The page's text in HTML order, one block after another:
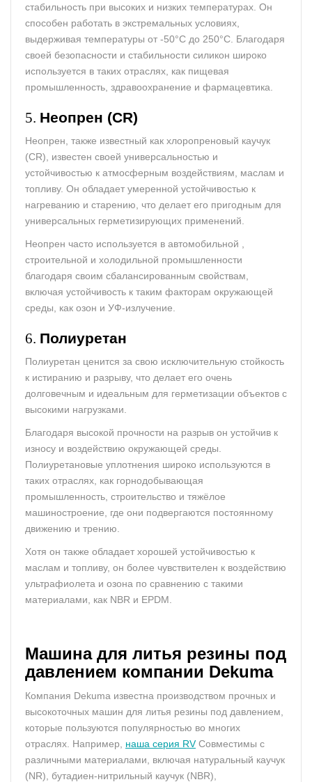
стабильность при высоких и низких температурах. Он
способен работать в экстремальных условиях,
выдерживая температуры от -50°C до 250°C. Благодаря
своей безопасности и стабильности силикон широко
используется в таких отраслях, как пищевая
промышленность, здравоохранение и фармацевтика.
5. Неопрен (CR)
Неопрен, также известный как хлоропреновый каучук
(CR), известен своей универсальностью и
устойчивостью к атмосферным воздействиям, маслам и
топливу. Он обладает умеренной устойчивостью к
нагреванию и старению, что делает его пригодным для
универсальных герметизирующих применений.
Неопрен часто используется в автомобильной ,
строительной и холодильной промышленности
благодаря своим сбалансированным свойствам,
включая устойчивость к таким факторам окружающей
среды, как озон и УФ-излучение.
6. Полиуретан
Полиуретан ценится за свою исключительную стойкость
к истиранию и разрыву, что делает его очень
долговечным и идеальным для герметизации объектов с
высокими нагрузками.
Благодаря высокой прочности на разрыв он устойчив к
износу и воздействию окружающей среды.
Полиуретановые уплотнения широко используются в
таких отраслях, как горнодобывающая
промышленность, строительство и тяжёлое
машиностроение, где они подвергаются постоянному
движению и трению.
Хотя он также обладает хорошей устойчивостью к
маслам и топливу, он более чувствителен к воздействию
ультрафиолета и озона по сравнению с такими
материалами, как NBR и EPDM.
Машина для литья резины под
давлением компании Dekuma
Компания Dekuma известна производством прочных и
высокоточных машин для литья резины под давлением,
которые пользуются популярностью во многих
отраслях. Например, наша серия RVСовместимы с
различными материалами, включая натуральный каучук
(NR), бутадиен-нитрильный каучук (NBR),